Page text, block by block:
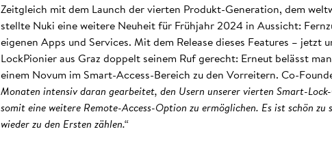
Zeitgleich mit dem Launch der vierten Produkt-Generation, dem
stellte Nuki eine weitere Neuheit für Frühjahr 2024 in Aussicht:
eigenen Apps und Services. Mit dem Release dieses Features –
LockPionier aus Graz doppelt seinem Ruf gerecht: Erneut belässt
einem Novum im Smart-Access-Bereich zu den Vorreitern. Co-
Monaten intensiv daran gearbeitet, den Usern unserer vierten Smart-
somit eine weitere Remote-Access-Option zu ermöglichen. Es ist schön
wieder zu den Ersten zählen.“